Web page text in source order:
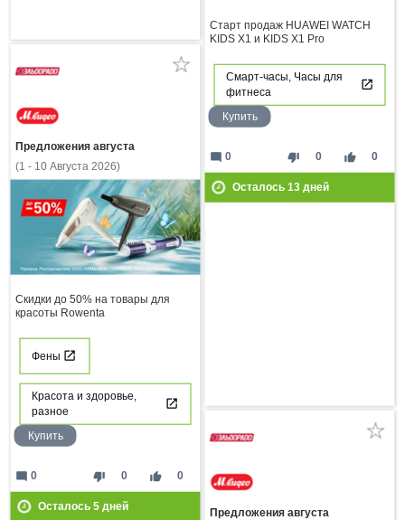
Старт продаж HUAWEI WATCH
KIDS X1 и KIDS X1 Pro
Смарт-часы, Часы для
фитнеса
Купить
thumb_down 0 thumb_up 0
mode_comment 0
Осталось 13дней
Предложения августа
(1 - 10 Августа 2026)
Скидки до 50% на товары для
красоты Rowenta
Фены
Красота и здоровье,
разное
Купить
thumb_down 0 thumb_up 0
mode_comment 0
Осталось 5дней
Предложения августа